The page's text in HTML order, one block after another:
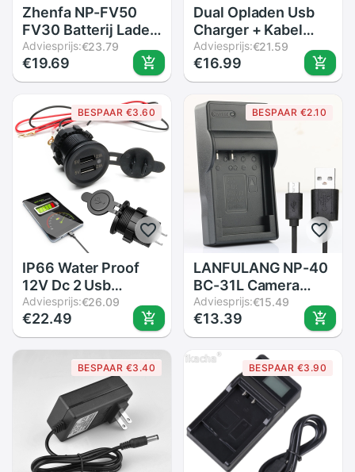
Zhenfa NP-FV50
FV30 Batterij Lader
voor SONY DCR-
SR15E HDR-CX110E
HDR-CX110R HDR-
CX115E HDR-CX170
HDR-CX180E HDR-
CX220E HDR-PJ20
Adviesprijs:€23.79
€19.69
Dual Opladen Usb
Charger + Kabel
Voor Sjcam Sj4000
Sj5000 SJ6 SJ7
Eken H9 H9R H3
H3R H8 H8R W9
actie Sport Camera
Batterijen Pack
Adviesprijs:€21.59
€16.99
BESPAAR €3.60
IP66 Water Proof
12V Dc 2 Usb
Motorfiets
Sigarettenaansteker
Lader Connector En
Zekering Converter
Plug Voor Auto
moto Boot 5V
Adviesprijs:€26.09
€22.49
BESPAAR €2.10
LANFULANG NP-40
BC-31L Camera
Digitale Batterij
Lader Voor Casio
Exilim EX-Z400 EX-
FC100 EX-FC150
EX-FC160S EX-
P505 EX-P600
Adviesprijs:€15.49
€13.39
BESPAAR €3.40 BESPAAR €3.90